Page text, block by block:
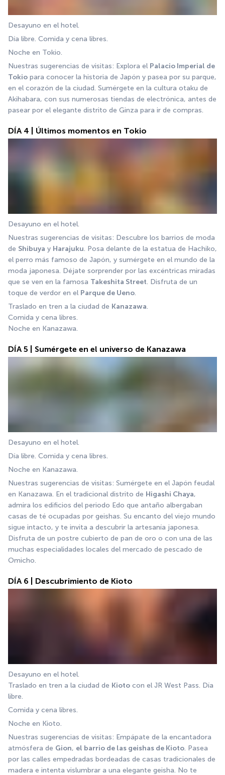
Desayuno en el hotel.
Día libre. Comida y cena libres.
Noche en Tokio.
Nuestras sugerencias de visitas: Explora el Palacio Imperial de
Tokio para conocer la historia de Japón y pasea por su parque,
en el corazón de la ciudad. Sumérgete en la cultura otaku de
Akihabara, con sus numerosas tiendas de electrónica, antes de
pasear por el elegante distrito de Ginza para ir de compras.
DÍA 4 | Últimos momentos en Tokio
Desayuno en el hotel.
Nuestras sugerencias de visitas: Descubre los barrios de moda
de Shibuya y Harajuku. Posa delante de la estatua de Hachiko,
el perro más famoso de Japón, y sumérgete en el mundo de la
moda japonesa. Déjate sorprender por las excéntricas miradas
que se ven en la famosa Takeshita Street. Disfruta de un
toque de verdor en el Parque de Ueno.
Traslado en tren a la ciudad de Kanazawa.
Comida y cena libres.
Noche en Kanazawa.
DÍA 5 | Sumérgete en el universo de Kanazawa
Desayuno en el hotel.
Día libre. Comida y cena libres.
Noche en Kanazawa.
Nuestras sugerencias de visitas: Sumérgete en el Japón feudal
en Kanazawa. En el tradicional distrito de Higashi Chaya,
admira los edificios del periodo Edo que antaño albergaban
casas de té ocupadas por geishas. Su encanto del viejo mundo
sigue intacto, y te invita a descubrir la artesanía japonesa.
Disfruta de un postre cubierto de pan de oro o con una de las
muchas especialidades locales del mercado de pescado de
Omicho.
DÍA 6 | Descubrimiento de Kioto
Desayuno en el hotel.
Traslado en tren a la ciudad de Kioto con el JR West Pass. Día
libre.
Comida y cena libres.
Noche en Kioto.
Nuestras sugerencias de visitas: Empápate de la encantadora
atmósfera de Gion, el barrio de las geishas de Kioto. Pasea
por las calles empedradas bordeadas de casas tradicionales de
madera e intenta vislumbrar a una elegante geisha. No te